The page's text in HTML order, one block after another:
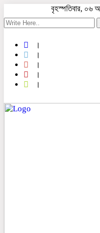
বৃহস্পতিবার, ০৬